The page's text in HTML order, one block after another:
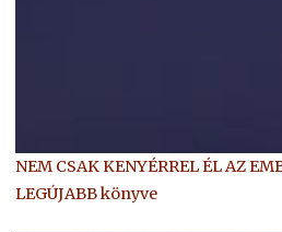
NEM CSAK KENYÉRREL ÉL AZ
LEGÚJABB könyve